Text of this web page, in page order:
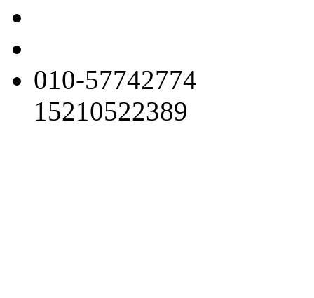
010-57742774
15210522389